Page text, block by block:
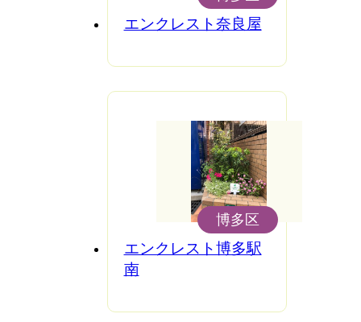
エンクレスト奈良屋
エンクレスト博多駅
南
博多区